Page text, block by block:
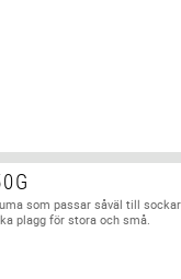
som passar såväl till
plagg för stora och små.